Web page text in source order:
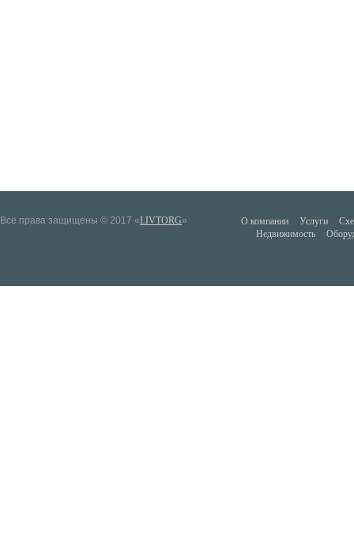
Все права защищены © 2017 «LIVTORG» О компании Услуги
Недвижимость